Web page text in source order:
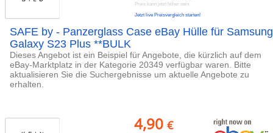
Preis kann jetzt höher sein
Jetzt live Preisvergleich starten!
SAFE by - Panzerglass Case eBay Hülle für Samsung
Galaxy S23 Plus **BULK
Dieses Angebot ist ein Beispiel für Angebote, die kürzlich auf dem
eBay-Marktplatz in der Kategorie 20349 verfügbar waren. Bitte
aktualisieren Sie die Suchergebnisse um aktuelle Angebote zu
erhalten.
4,90 €